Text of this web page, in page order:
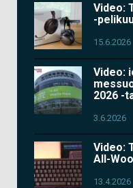
Video:
-
15.6.2026
Video:
2026 -
3.6.2026
Video:
All-
13.4.2026